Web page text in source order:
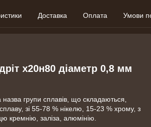
Доставка Оплата Умови
х20н80 діаметр 0,8 мм
групи сплавів, що складаються,
зі 55-78 % нікелю, 15-23 % хрому, з
кремнію, заліза, алюмінію.